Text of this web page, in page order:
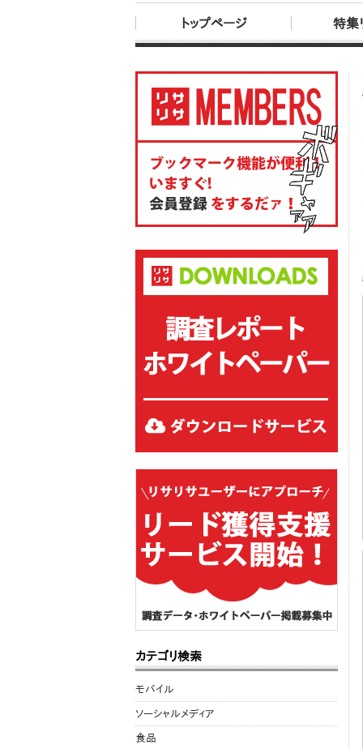
トップページ 特集
カテゴリ検索
モバイル
ソーシャルメディア
食品